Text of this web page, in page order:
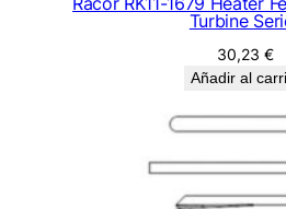
Turbine
30,23 €
Añadir al